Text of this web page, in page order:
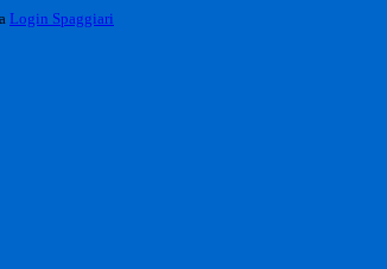
Login Spaggiari